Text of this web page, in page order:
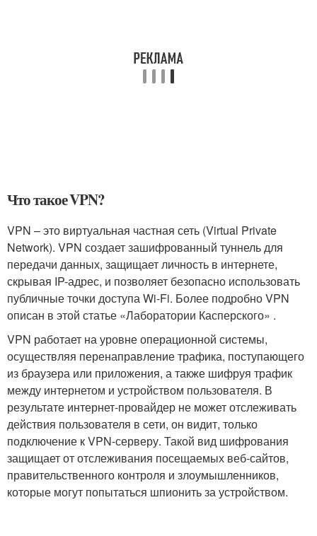
Что такое VPN?
VPN – это виртуальная частная сеть (Virtual Private
Network). VPN создает зашифрованный туннель для
передачи данных, защищает личность в интернете,
скрывая IP-адрес, и позволяет безопасно использовать
публичные точки доступа Wi-Fi. Более подробно VPN
описан в этой статье «Лаборатории Касперского» .
VPN работает на уровне операционной системы,
осуществляя перенаправление трафика, поступающего
из браузера или приложения, а также шифруя трафик
между интернетом и устройством пользователя. В
результате интернет-провайдер не может отслеживать
действия пользователя в сети, он видит, только
подключение к VPN-серверу. Такой вид шифрования
защищает от отслеживания посещаемых веб-сайтов,
правительственного контроля и злоумышленников,
которые могут попытаться шпионить за устройством.